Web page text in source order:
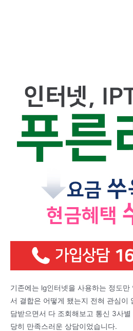
기존에는 lg인터넷을 사용하는 정도만
서 결합은 어떻게 됐는지 전혀 관심이
담받으면서 다 조회해보고 통신 3사
당히 만족스러운 상담이었습니다.